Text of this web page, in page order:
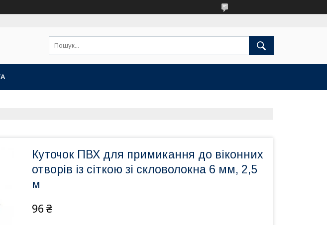
Куточок ПВХ для примикання до віконних
отворів із сіткою зі скловолокна 6 мм, 2,5
м
96 ₴